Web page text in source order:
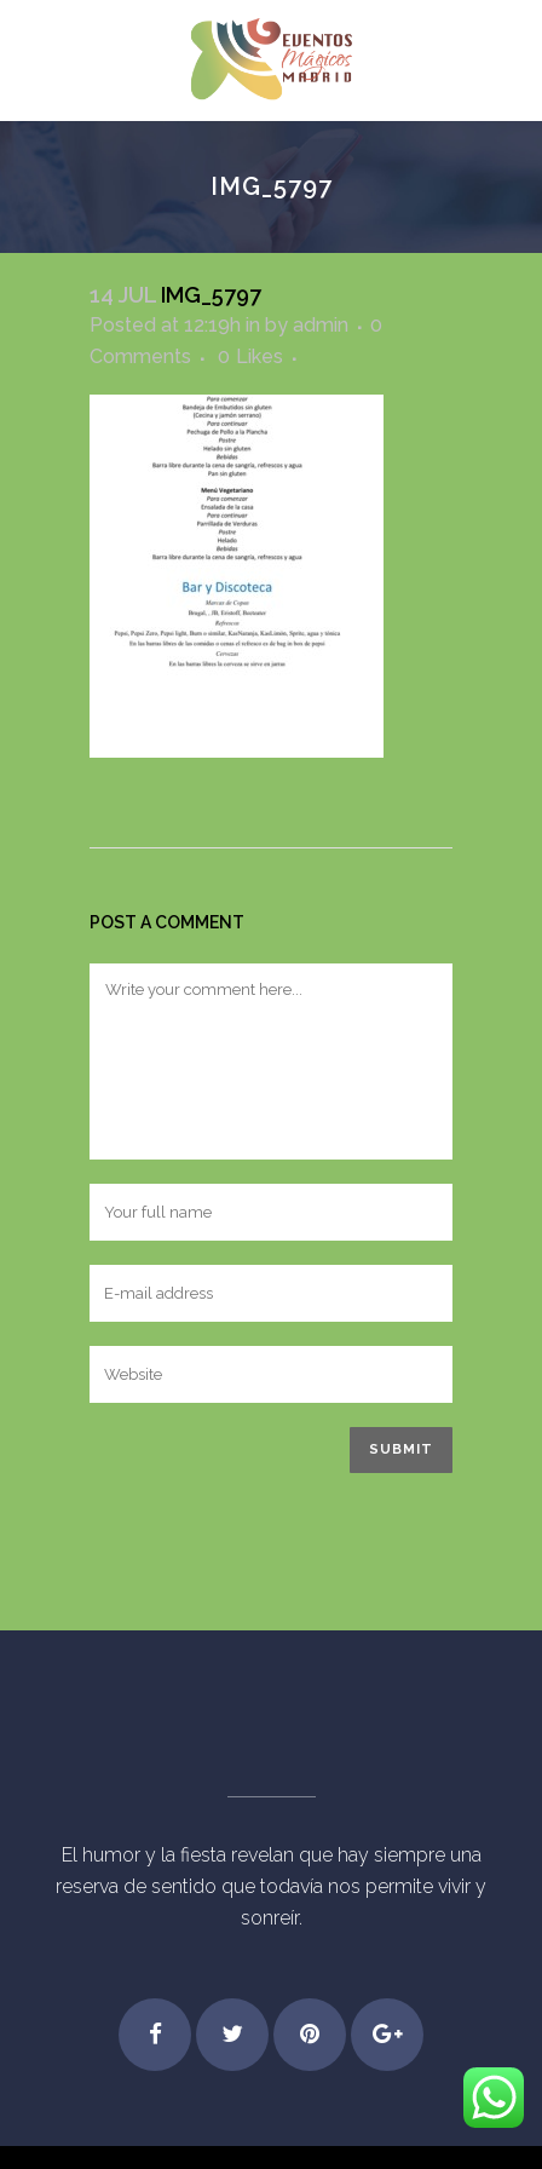
IMG_5797
14 JUL IMG_5797
Posted at 12:19h in by admin
0
Comments
0 Likes
POST A COMMENT
El humor y la fiesta revelan que hay siempre una
reserva de sentido que todavía nos permite vivir y
sonreír.